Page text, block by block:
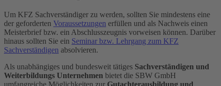
Um KFZ Sachverständiger zu werden, sollten Sie mindestens eine
der geforderten Voraussetzungen erfüllen und als Nachweis einen
Meisterbrief bzw. ein Abschlusszeugnis vorweisen können. Darüber
hinaus sollten Sie ein Seminar bzw. Lehrgang zum KFZ
Sachverständigen absolvieren.
Als unabhängiges und bundesweit tätiges Sachverständigen und
Weiterbildungs Unternehmen bietet die SBW GmbH